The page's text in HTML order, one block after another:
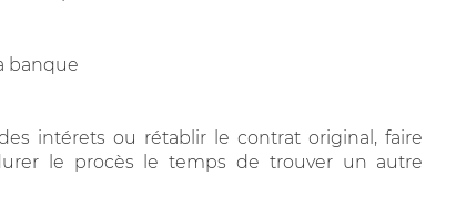
banque
intérets ou rétablir le contrat original, faire
le procès le temps de trouver un autre